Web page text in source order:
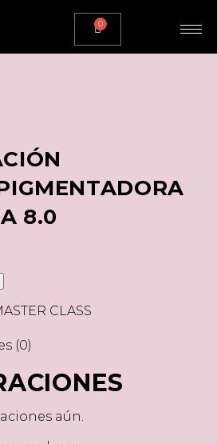
0
8.0
CLASS
(0)
aún.